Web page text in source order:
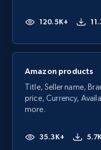
120.5K+
Amazon products
Title, Seller name,
price, Currency,
more.
35.3K+